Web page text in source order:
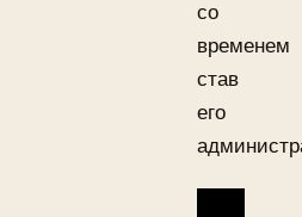
со
временем
став
его